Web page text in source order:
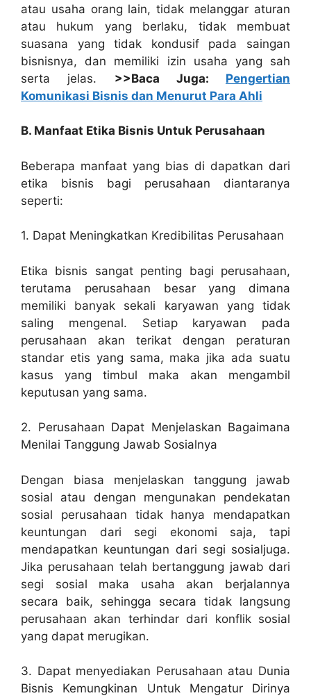
atau usaha orang lain, tidak melanggar aturan
atau hukum yang berlaku, tidak membuat
suasana yang tidak kondusif pada saingan
bisnisnya, dan memiliki izin usaha yang sah
serta jelas. >>Baca Juga: Pengertian
Komunikasi Bisnis dan Menurut Para Ahli
B. Manfaat Etika Bisnis Untuk Perusahaan
Beberapa manfaat yang bias di dapatkan dari
etika bisnis bagi perusahaan diantaranya
seperti:
1. Dapat Meningkatkan Kredibilitas Perusahaan
Etika bisnis sangat penting bagi perusahaan,
terutama perusahaan besar yang dimana
memiliki banyak sekali karyawan yang tidak
saling mengenal. Setiap karyawan pada
perusahaan akan terikat dengan peraturan
standar etis yang sama, maka jika ada suatu
kasus yang timbul maka akan mengambil
keputusan yang sama.
2. Perusahaan Dapat Menjelaskan Bagaimana
Menilai Tanggung Jawab Sosialnya
Dengan biasa menjelaskan tanggung jawab
sosial atau dengan mengunakan pendekatan
sosial perusahaan tidak hanya mendapatkan
keuntungan dari segi ekonomi saja, tapi
mendapatkan keuntungan dari segi sosialjuga.
Jika perusahaan telah bertanggung jawab dari
segi sosial maka usaha akan berjalannya
secara baik, sehingga secara tidak langsung
perusahaan akan terhindar dari konflik sosial
yang dapat merugikan.
3. Dapat menyediakan Perusahaan atau Dunia
Bisnis Kemungkinan Untuk Mengatur Dirinya